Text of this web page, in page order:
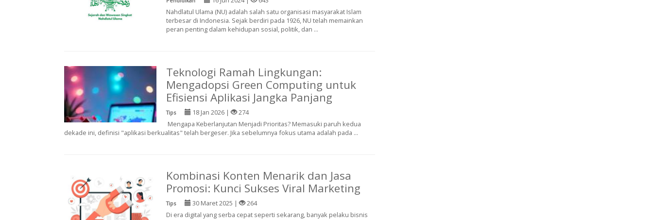
Nahdlatul Ulama (NU) adalah salah satu organisasi masyarakat Islam
terbesar di Indonesia. Sejak berdiri pada 1926, NU telah memainkan
peran penting dalam kehidupan sosial, politik, dan ...
Teknologi Ramah Lingkungan:
Mengadopsi Green Computing untuk
Efisiensi Aplikasi Jangka Panjang
Tips 18 Jan 2026 |
274
Mengapa Keberlanjutan Menjadi Prioritas? Memasuki paruh kedua
dekade ini, definisi "aplikasi berkualitas" telah bergeser. Jika sebelumnya fokus utama adalah pada ...
Kombinasi Konten Menarik dan Jasa
Promosi: Kunci Sukses Viral Marketing
Tips 30 Maret 2025 |
264
Di era digital yang serba cepat seperti sekarang, banyak pelaku bisnis